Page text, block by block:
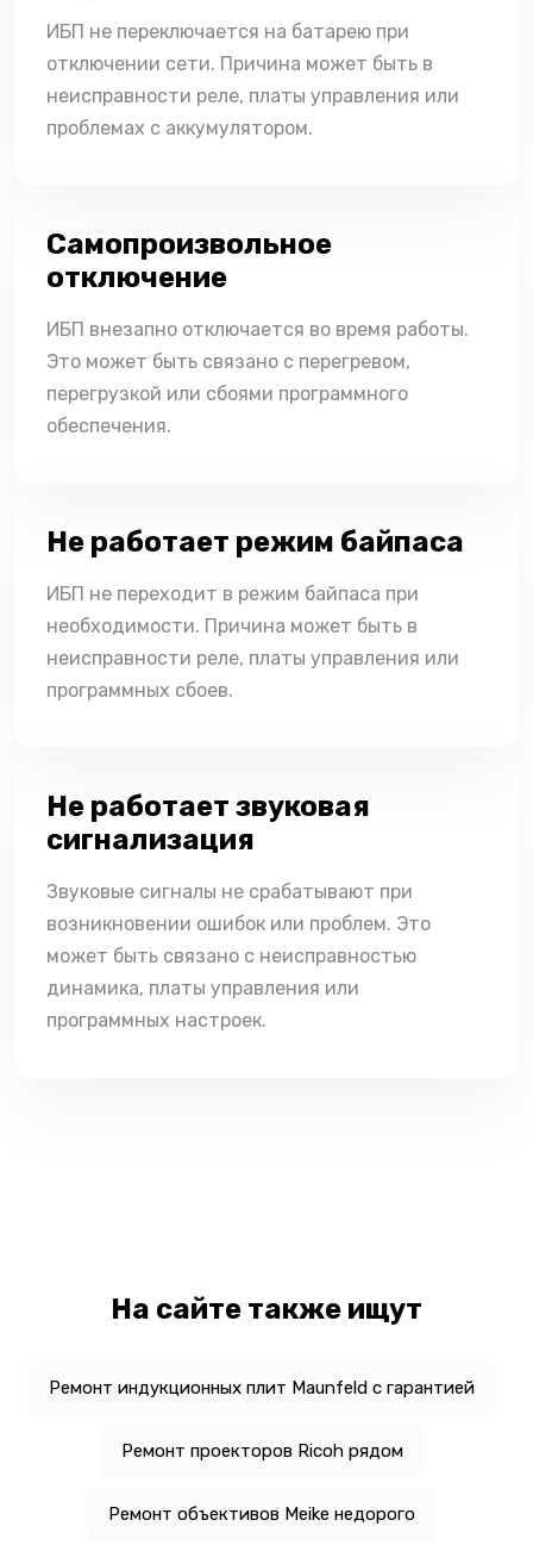
ИБП не переключается на батарею при
отключении сети. Причина может быть в
неисправности реле, платы управления или
проблемах с аккумулятором.
Самопроизвольное
отключение
ИБП внезапно отключается во время работы.
Это может быть связано с перегревом,
перегрузкой или сбоями программного
обеспечения.
Не работает режим байпаса
ИБП не переходит в режим байпаса при
необходимости. Причина может быть в
неисправности реле, платы управления или
программных сбоев.
Не работает звуковая
сигнализация
Звуковые сигналы не срабатывают при
возникновении ошибок или проблем. Это
может быть связано с неисправностью
динамика, платы управления или
программных настроек.
На сайте также ищут
Ремонт индукционных плит Maunfeld с гарантией
Ремонт проекторов Ricoh рядом
Ремонт объективов Meike недорого